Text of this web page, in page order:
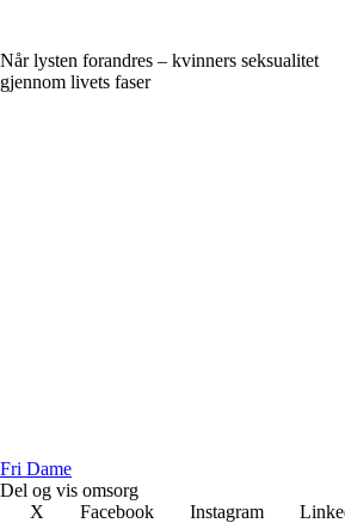
Når lysten forandres – kvinners seksualitet
gjennom livets faser
Fri Dame
Del og vis omsorg
X
Facebook Instagram